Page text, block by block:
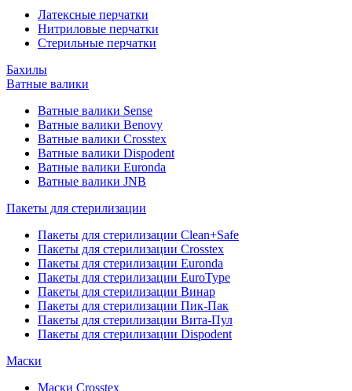
Латексные перчатки
Нитриловые перчатки
Стерильные перчатки
Бахилы
Ватные валики
Ватные валики Sense
Ватные валики Benovy
Ватные валики Crosstex
Ватные валики Dispodent
Ватные валики Euronda
Ватные валики JNB
Пакеты для стерилизации
Пакеты для стерилизации Clean+Safe
Пакеты для стерилизации Crosstex
Пакеты для стерилизации Euronda
Пакеты для стерилизации EuroType
Пакеты для стерилизации Винар
Пакеты для стерилизации Пик-Пак
Пакеты для стерилизации Вита-Пул
Пакеты для стерилизации Dispodent
Маски
Маски Crosstex